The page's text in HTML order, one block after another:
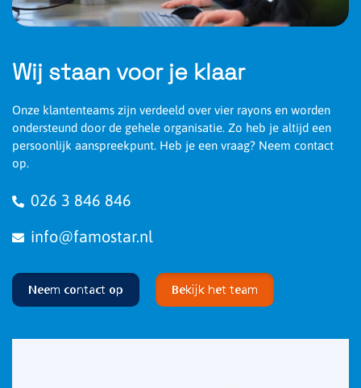
Wij staan voor je klaar
Onze klantenteams zijn verdeeld over vier rayons en worden
ondersteund door de gehele organisatie. Zo heb je altijd een
persoonlijk aanspreekpunt. Heb je een vraag? Neem contact
op.
026 3 846 846
info@famostar.nl
Neem contact op Bekijk het team